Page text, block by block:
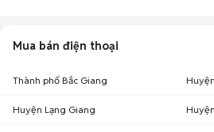
Mua bán điện thoại
Thành phố Bắc Giang
Huyện Lạng Giang